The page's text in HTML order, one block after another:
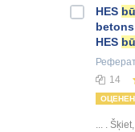
HES
HES
14
... .